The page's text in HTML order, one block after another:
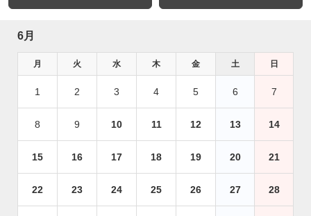
6月
月 火 水 木 金 土 日
1 2 3 4 5 6 7
8 9 10 11 12 13 14
15 16 17 18 19 20 21
22 23 24 25 26 27 28